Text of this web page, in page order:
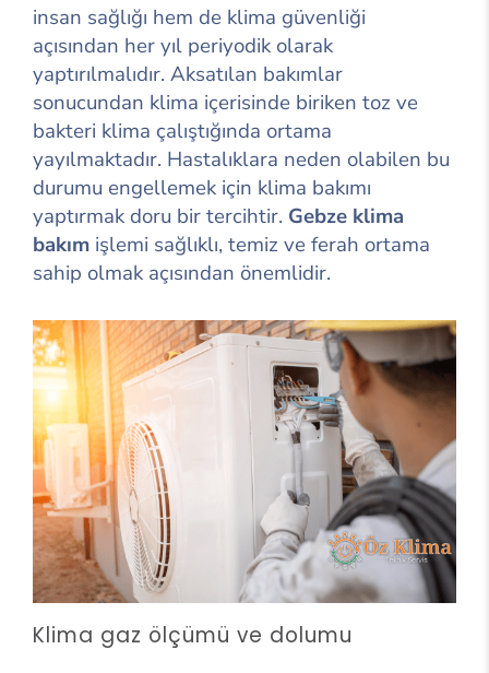
insan sağlığı hem de klima güvenliği
açısından her yıl periyodik olarak
yaptırılmalıdır. Aksatılan bakımlar
sonucundan klima içerisinde biriken toz ve
bakteri klima çalıştığında ortama
yayılmaktadır. Hastalıklara neden olabilen bu
durumu engellemek için klima bakımı
yaptırmak doru bir tercihtir. Gebze klima
bakım işlemi sağlıklı, temiz ve ferah ortama
sahip olmak açısından önemlidir.
Klima gaz ölçümü ve dolumu